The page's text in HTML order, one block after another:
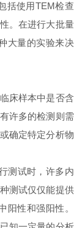
括使用TEM检查
。在进行大批量
大量的实验来决
床样本中是否含
许多的检测则需
确定特定分析物
测试时，许多内
测试仅仅能提供
阳性和强阳性。